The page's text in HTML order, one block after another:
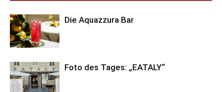
Die Aquazzura Bar
Foto des Tages: „EATALY“